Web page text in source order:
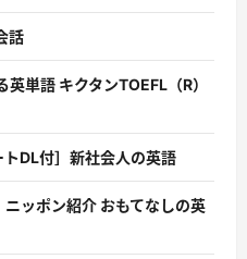
話
英単語 キクタンTOEFL（R）
トDL付］新社会人の英語
ニッポン紹介 おもてなしの英